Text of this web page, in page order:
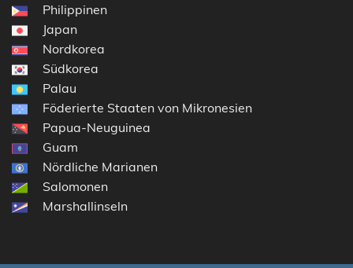
Philippinen
Japan
Nordkorea
Südkorea
Palau
Föderierte Staaten von Mikronesien
Papua-Neuguinea
Guam
Nördliche Marianen
Salomonen
Marshallinseln